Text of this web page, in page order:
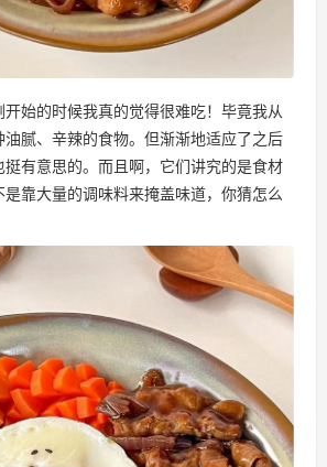
始的时候我真的觉得很难吃！毕竟我从
腻、辛辣的食物。但渐渐地适应了之后
有意思的。而且啊，它们讲究的是食材
靠大量的调味料来掩盖味道，你猜怎么